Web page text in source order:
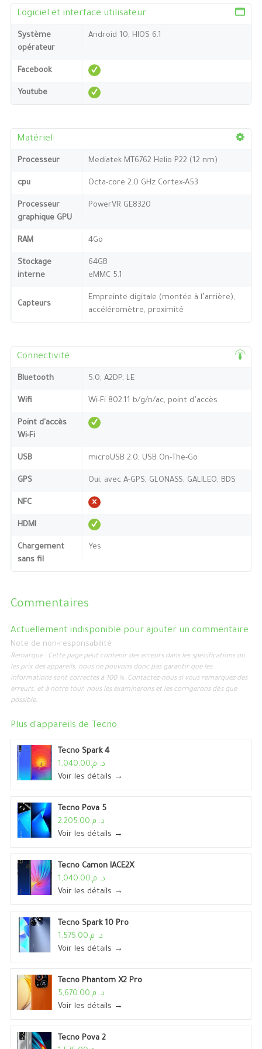
Logiciel et interface utilisateur
Système
opérateur
Android 10, HIOS 6.1
Facebook
Youtube
Matériel
Processeur Mediatek MT6762 Helio P22 (12 nm)
cpu Octa-core 2.0 GHz Cortex-A53
Processeur
graphique GPU
PowerVR GE8320
RAM 4Go
Stockage
interne
64GB
eMMC 5.1
Capteurs
Empreinte digitale (montée à l’arrière),
accéléromètre, proximité
Connectivité
Bluetooth 5.0, A2DP, LE
Wifi Wi-Fi 802.11 b/g/n/ac, point d’accès
Point d'accès
Wi-Fi
USB microUSB 2.0, USB On-The-Go
GPS Oui, avec A-GPS, GLONASS, GALILEO, BDS
NFC
HDMI
Chargement
sans fil
Yes
Commentaires
Actuellement indisponible pour ajouter un commentaire.
Note de non-responsabilité
Remarque : Cette page peut contenir des erreurs dans les spécifications ou
les prix des appareils, nous ne pouvons donc pas garantir que les
informations sont correctes à 100 %. Contactez-nous si vous remarquez des
erreurs, et à notre tour, nous les examinerons et les corrigerons dès que
possible.
Plus d'appareils de Tecno
Tecno Spark 4
د. م.1,040.00
Voir les détails →
Tecno Pova 5
د. م.2,205.00
Voir les détails →
Tecno Camon IACE2X
د. م.1,040.00
Voir les détails →
Tecno Spark 10 Pro
د. م.1,575.00
Voir les détails →
Tecno Phantom X2 Pro
د. م.5,670.00
Voir les détails →
Tecno Pova 2